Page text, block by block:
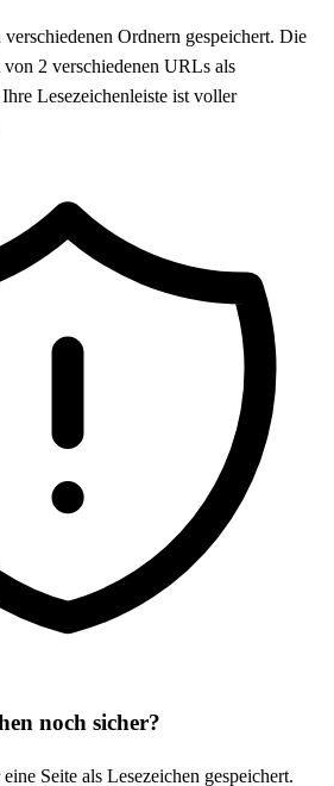
Ordnern gespeichert. Die
2 verschiedenen URLs als
Lesezeichenleiste ist voller
noch sicher?
Seite als Lesezeichen gespeichert.